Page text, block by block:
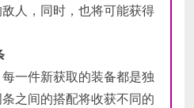
人，同时，也将可能获得
一件新获取的装备都是独
之间的搭配将收获不同的